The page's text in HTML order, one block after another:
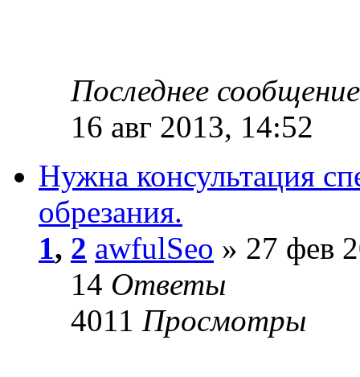
Последнее
16 авг 2013, 14:52
Нужна консультация
обрезания.
1, 2 awfulSeo » 27 фев
14 Ответы
4011 Просмотры